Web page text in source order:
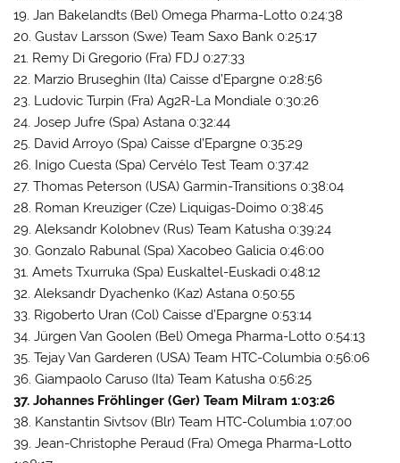
19. Jan Bakelandts (Bel) Omega Pharma-Lotto 0:24:38
20. Gustav Larsson (Swe) Team Saxo Bank 0:25:17
21. Remy Di Gregorio (Fra) FDJ 0:27:33
22. Marzio Bruseghin (Ita) Caisse d’Epargne 0:28:56
23. Ludovic Turpin (Fra) Ag2R-La Mondiale 0:30:26
24. Josep Jufre (Spa) Astana 0:32:44
25. David Arroyo (Spa) Caisse d’Epargne 0:35:29
26. Inigo Cuesta (Spa) Cervélo Test Team 0:37:42
27. Thomas Peterson (USA) Garmin-Transitions 0:38:04
28. Roman Kreuziger (Cze) Liquigas-Doimo 0:38:45
29. Aleksandr Kolobnev (Rus) Team Katusha 0:39:24
30. Gonzalo Rabunal (Spa) Xacobeo Galicia 0:46:00
31. Amets Txurruka (Spa) Euskaltel-Euskadi 0:48:12
32. Aleksandr Dyachenko (Kaz) Astana 0:50:55
33. Rigoberto Uran (Col) Caisse d’Epargne 0:53:14
34. Jürgen Van Goolen (Bel) Omega Pharma-Lotto 0:54:13
35. Tejay Van Garderen (USA) Team HTC-Columbia 0:56:06
36. Giampaolo Caruso (Ita) Team Katusha 0:56:25
37. Johannes Fröhlinger (Ger) Team Milram 1:03:26
38. Kanstantin Sivtsov (Blr) Team HTC-Columbia 1:07:00
39. Jean-Christophe Peraud (Fra) Omega Pharma-Lotto